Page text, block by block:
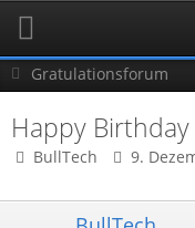
Gratulationsforum
Happy
BullTech 9.